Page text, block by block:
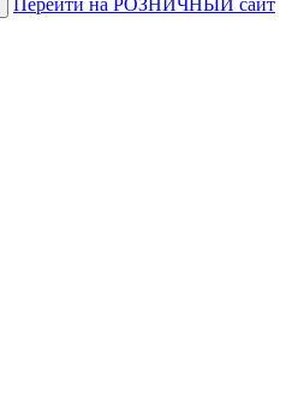
Перейти на РОЗНИЧНЫЙ сайт